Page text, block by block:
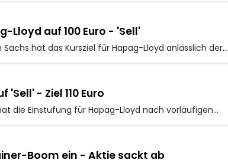
Lloyd auf 100 Euro - 'Sell'
hat das Kursziel für Hapag-Lloyd anlässlich der…
'Sell' - Ziel 110 Euro
die Einstufung für Hapag-Lloyd nach vorläufigen…
Boom ein - Aktie sackt ab